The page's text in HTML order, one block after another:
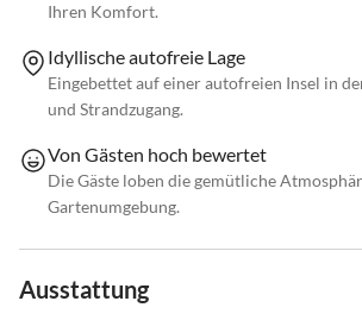
Ihren Komfort.
Idyllische autofreie Lage
Eingebettet auf einer autofreien Insel in
und Strandzugang.
Von Gästen hoch bewertet
Die Gäste loben die gemütliche
Gartenumgebung.
Ausstattung